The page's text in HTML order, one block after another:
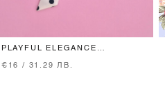
PLAYFUL ELEGANCE
€16 / 31.29 ЛВ.